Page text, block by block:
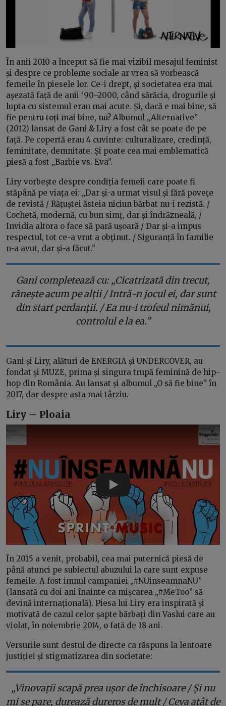
În anii 2010 a început să fie mai vizibil mesajul feminist
și despre ce probleme sociale ar vrea să vorbească
femeile în piesele lor. Ce-i drept, și societatea era mai
așezată față de anii ‘90–2000, când sărăcia, drogurile și
lupta cu sistemul erau mai acute. Și, dacă e mai bine, să
fie pentru toți mai bine, nu? Albumul „Alternative”
(2012) lansat de Gani & Liry a fost cât se poate de pe
față. Pe copertă erau 4 cuvinte: culturalizare, credință,
feminitate, demnitate. Și poate cea mai emblematică
piesă a fost „Barbie vs. Eva”.
Liry vorbește despre condiția femeii care poate fi
stăpână pe viața ei: „Dar și-a urmat visul și fără povețe
de revistă / Rățuștei ăsteia niciun bărbat nu-i rezistă. /
Cochetă, modernă, cu bun simț, dar și îndrăzneală, /
Invidia altora o face să pară ușoară / Dar și-a impus
respectul, tot ce-a vrut a obţinut. / Siguranță în familie
n-a avut, dar și-a făcut.”
Gani completează cu: „Cicatrizată din trecut,
rănește acum pe alții / Intră-n jocul ei, dar sunt
din start perdanții. / Ea nu-i trofeul nimănui,
controlul e la ea.”
Gani și Liry, alături de ENERGIA și UNDERCOVER, au
fondat și MUZE, prima și singura trupă feminină de hip-
hop din România. Au lansat și albumul „O să fie bine” în
2017, dar despre asta mai târziu.
Liry – Ploaia
Play
În 2015 a venit, probabil, cea mai puternică piesă de
până atunci pe subiectul abuzului la care sunt expuse
femeile. A fost imnul campaniei „#NUinseamnaNU”
(lansată cu doi ani înainte ca mișcarea „#MeToo” să
devină internațională). Piesa lui Liry era inspirată și
motivată de cazul celor șapte bărbați din Vaslui care au
violat, în noiembrie 2014, o fată de 18 ani.
Versurile sunt destul de directe ca răspuns la lentoare
justiției și stigmatizarea din societate:
„Vinovații scapă prea ușor de închisoare / Și nu
mi se pare, durează dureros de mult / Ceva atât de